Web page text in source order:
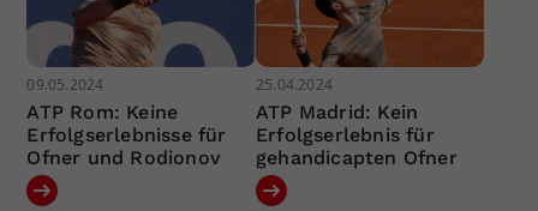
09.05.2024
ATP Rom: Keine
Erfolgserlebnisse für
Ofner und Rodionov
25.04.2024
ATP Madrid: Kein
Erfolgserlebnis für
gehandicapten Ofner